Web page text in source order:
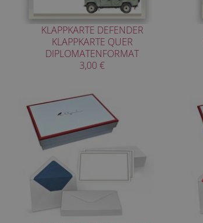
KLAPPKARTE DEFENDER
KLAPPKARTE QUER
DIPLOMATENFORMAT
3,00 €